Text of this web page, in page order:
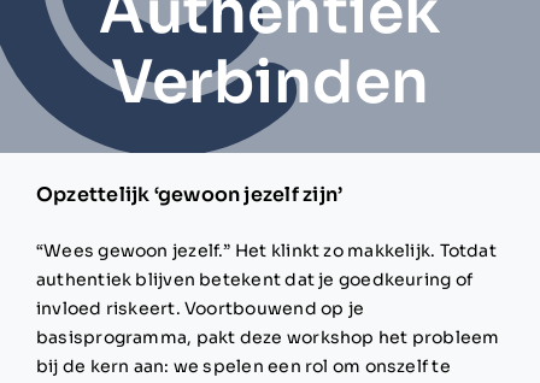
Verbinden
Opzettelijk ‘gewoon jezelf zijn’
“Wees gewoon jezelf.” Het klinkt zo makkelijk. Totdat
authentiek blijven betekent dat je goedkeuring of
invloed riskeert. Voortbouwend op je
basisprogramma, pakt deze workshop het probleem
bij de kern aan: we spelen een rol om onszelf te